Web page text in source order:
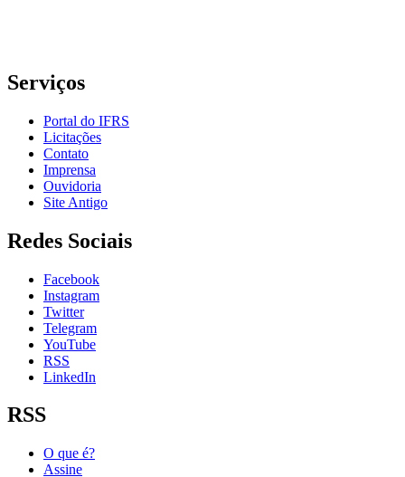
Serviços
Portal do IFRS
Licitações
Contato
Imprensa
Ouvidoria
Site Antigo
Redes Sociais
Facebook
Instagram
Twitter
Telegram
YouTube
RSS
LinkedIn
RSS
O que é?
Assine